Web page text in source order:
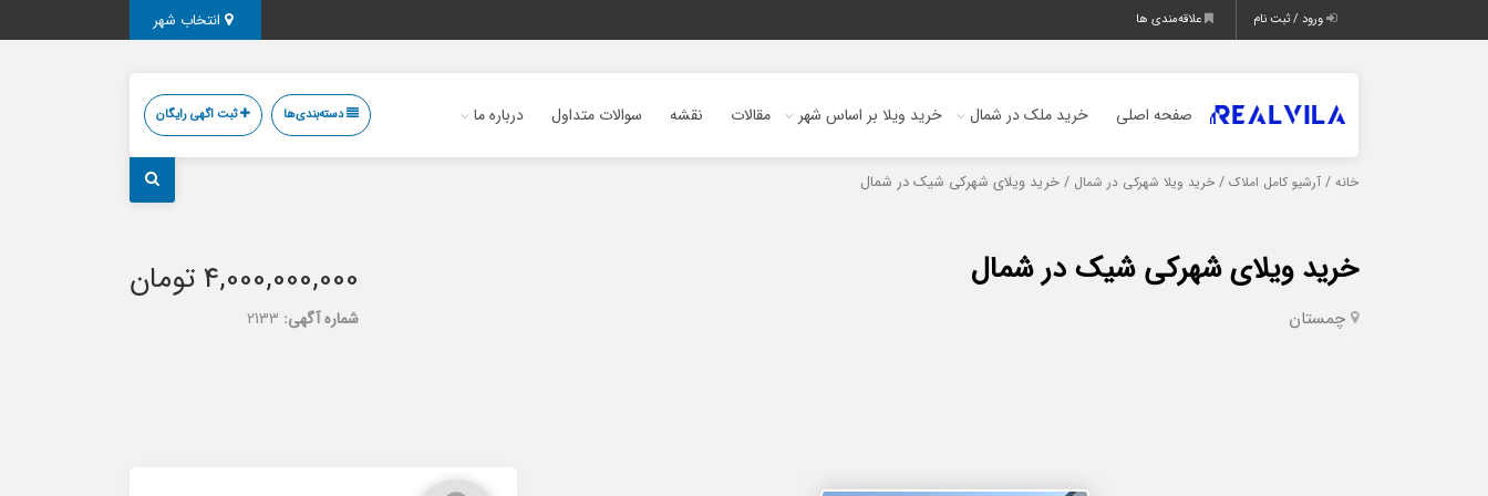
ورود / ثبت نام علاقه‌مندی ها
صفحه اصلی خرید ملک در شمال خرید ویلا بر اساس شهر مقالات نقشه سوالات متداول درباره ما دسته‌بندی‌ها ثبت اگهی رایگان
خانه / آرشیو کامل املاک / خرید ویلا شهرکی در شمال / خرید ویلای شهرکی شیک در شمال
خرید ویلای شهرکی شیک در شمال
چمستان
4,000,000,000 تومان
شماره آگهی: 2133